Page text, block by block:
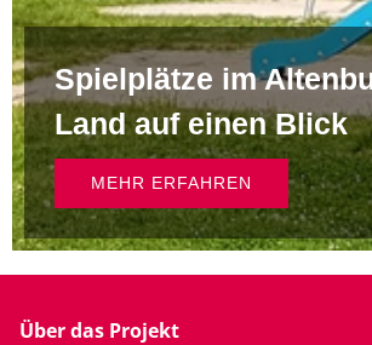
Spielplätze im
Land auf einen Blick
MEHR ERFAHREN
Über das Projekt